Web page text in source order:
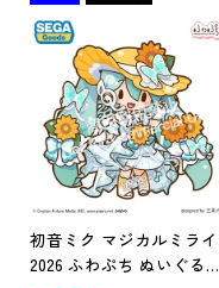
初音ミク マジカルミライ
2026 ふわぷち ぬいぐるみ